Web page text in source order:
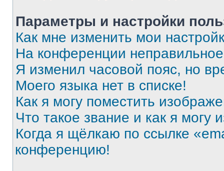
Параметры и настройки
Как мне изменить мои
На конференции
Я изменил часовой пояс, но
Моего языка нет в списке!
Как я могу поместить
Что такое звание и как я могу
Когда я щёлкаю по ссылке
конференцию!